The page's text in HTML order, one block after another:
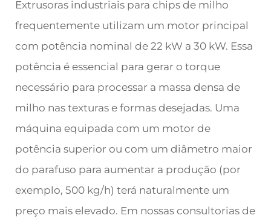
Extrusoras industriais para chips de milho
frequentemente utilizam um motor principal
com potência nominal de 22 kW a 30 kW. Essa
potência é essencial para gerar o torque
necessário para processar a massa densa de
milho nas texturas e formas desejadas. Uma
máquina equipada com um motor de
potência superior ou com um diâmetro maior
do parafuso para aumentar a produção (por
exemplo, 500 kg/h) terá naturalmente um
preço mais elevado. Em nossas consultorias de